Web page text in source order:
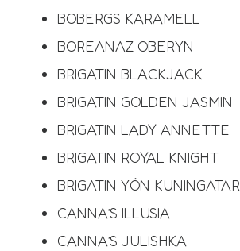
BOBERGS KARAMELL
BOREANAZ OBERYN
BRIGATIN BLACKJACK
BRIGATIN GOLDEN JASMIN
BRIGATIN LADY ANNETTE
BRIGATIN ROYAL KNIGHT
BRIGATIN YÖN KUNINGATAR
CANNA’S ILLUSIA
CANNA’S JULISHKA